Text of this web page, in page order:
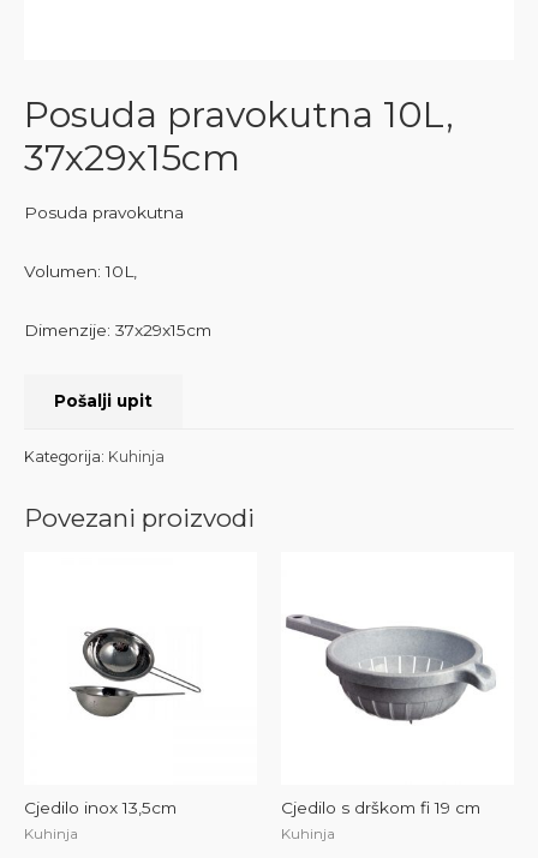
Posuda pravokutna 10L,
37x29x15cm
Posuda pravokutna
Volumen: 10L,
Dimenzije: 37x29x15cm
Pošalji upit
Kategorija: Kuhinja
Povezani proizvodi
Cjedilo inox 13,5cm
Kuhinja
Cjedilo s drškom fi 19 cm
Kuhinja